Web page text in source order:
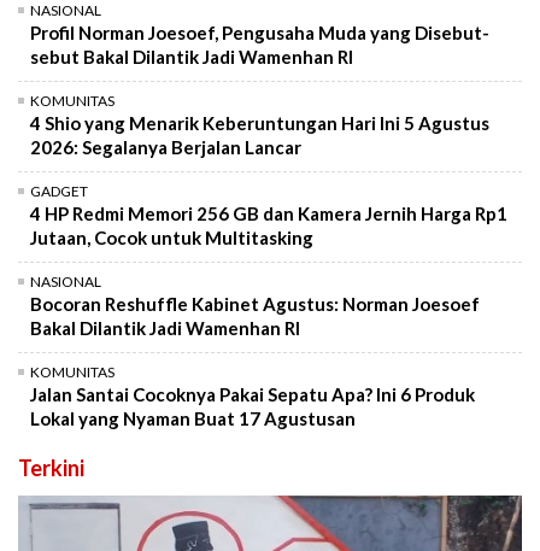
NASIONAL
Profil Norman Joesoef, Pengusaha Muda yang Disebut-
sebut Bakal Dilantik Jadi Wamenhan RI
KOMUNITAS
4 Shio yang Menarik Keberuntungan Hari Ini 5 Agustus
2026: Segalanya Berjalan Lancar
GADGET
4 HP Redmi Memori 256 GB dan Kamera Jernih Harga Rp1
Jutaan, Cocok untuk Multitasking
NASIONAL
Bocoran Reshuffle Kabinet Agustus: Norman Joesoef
Bakal Dilantik Jadi Wamenhan RI
KOMUNITAS
Jalan Santai Cocoknya Pakai Sepatu Apa? Ini 6 Produk
Lokal yang Nyaman Buat 17 Agustusan
Terkini